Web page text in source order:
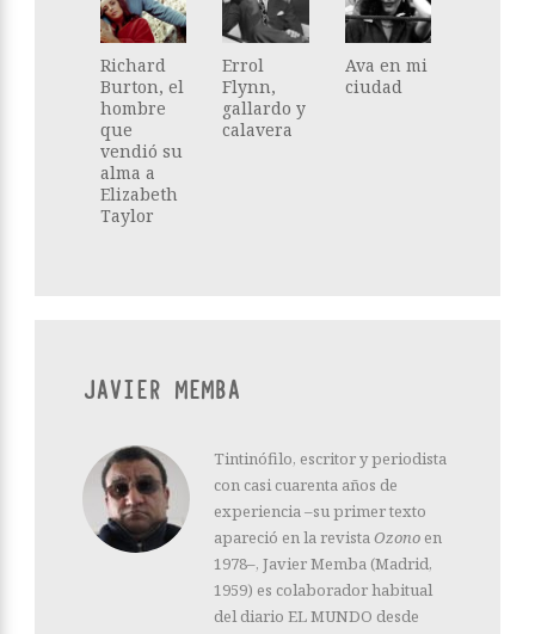
Richard
Burton, el
hombre
que
vendió su
alma a
Elizabeth
Taylor
Errol
Flynn,
gallardo y
calavera
Ava en mi
ciudad
JAVIER MEMBA
Tintinófilo, escritor y periodista
con casi cuarenta años de
experiencia –su primer texto
apareció en la revistaOzono en
1978–, Javier Memba (Madrid,
1959) es colaborador habitual
del diario EL MUNDO desde